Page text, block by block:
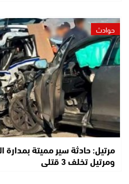
حوادث
مرتيل: حادثة سير مميتة بمدارة
ومرتيل تخلف 3 قتلى